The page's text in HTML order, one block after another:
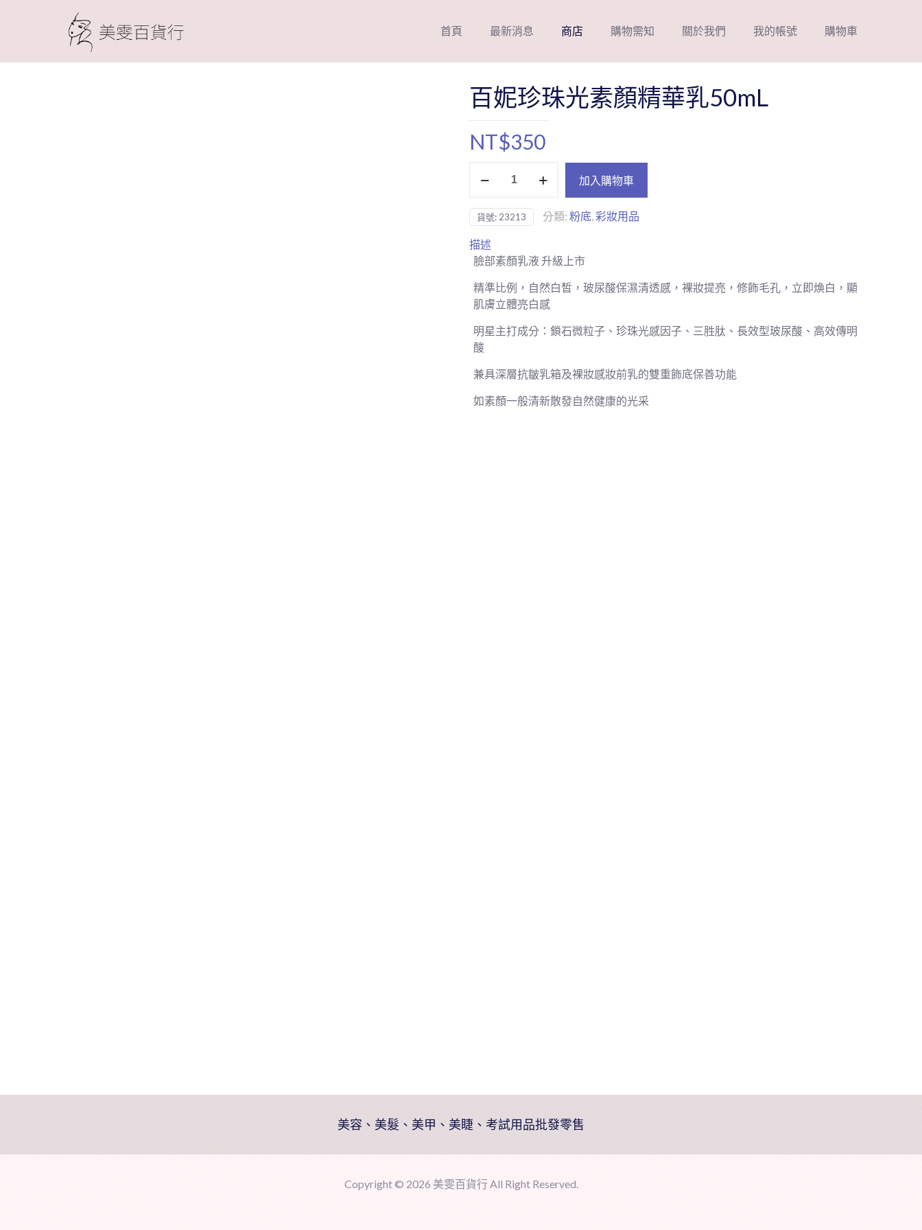
首頁 最新消息 商店 購物需知 關於我們 我的帳號 購物車
百妮珍珠光素顏精華乳50mL
NT$350
珠
素
顏
精
華
50mL
數
量
加入購物車
貨號: 23213 分類: 粉底, 彩妝用品
描述
臉部素顏乳液 升級上市
精準比例，自然白皙，玻尿酸保濕清透感，裸妝提亮，修飾毛孔，立即煥白，顯
肌膚立體亮白感
明星主打成分：鎖石微粒子、珍珠光感因子、三胜肽、長效型玻尿酸、高效傳明
酸
兼具深層抗皺乳箱及裸妝感妝前乳的雙重飾底保善功能
如素顏一般清新散發自然健康的光采
美容、美髮、美甲、美睫、考試用品批發零售
Copyright © 2026 美雯百貨行 All Right Reserved.